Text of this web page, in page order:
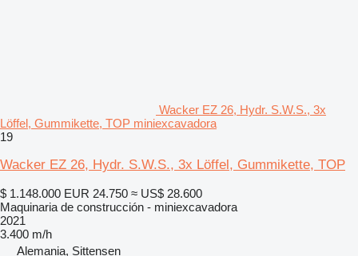
Wacker EZ 26, Hydr. S.W.S., 3x
Löffel, Gummikette, TOP miniexcavadora
19
Wacker EZ 26, Hydr. S.W.S., 3x Löffel, Gummikette, TOP
$ 1.148.000 EUR 24.750 ≈ US$ 28.600
Maquinaria de construcción - miniexcavadora
2021
3.400 m/h
Alemania, Sittensen